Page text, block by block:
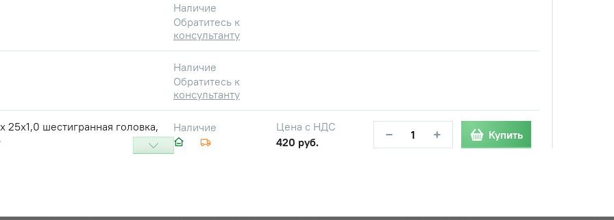
Наличие
Обратитесь к
консультанту
Наличие
Обратитесь к
консультанту
25х1,0 шестигранная головка,
Наличие
Цена с НДС
420 руб.
− + Купить